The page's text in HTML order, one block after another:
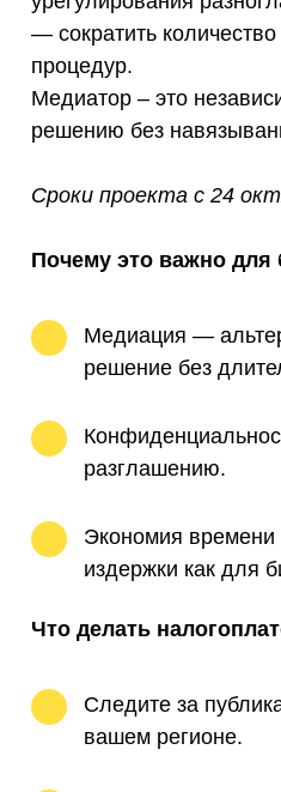
— сократить
процедур.
Медиатор – это
решению без
Сроки проекта с 24
Почему это важно для
Медиация —
решение без
разглашению.
Экономия времени
издержки как для
Что делать
Следите за
вашем регионе.